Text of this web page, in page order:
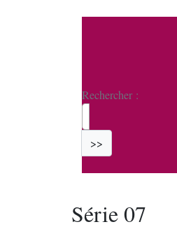
Rechercher :
>>
Série 07